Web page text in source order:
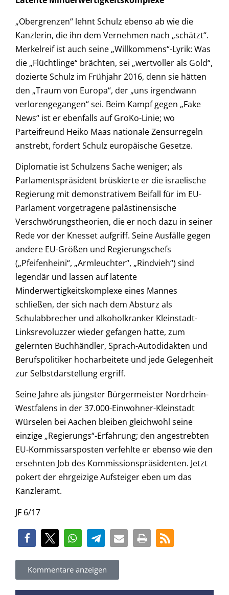
„Obergrenzen“ lehnt Schulz ebenso ab wie die
Kanzlerin, die ihn dem Vernehmen nach „schätzt“.
Merkelreif ist auch seine „Willkommens“-Lyrik: Was
die „Flüchtlinge“ brächten, sei „wertvoller als Gold“,
dozierte Schulz im Frühjahr 2016, denn sie hätten
den „Traum von Europa“, der „uns irgendwann
verlorengegangen“ sei. Beim Kampf gegen „Fake
News“ ist er ebenfalls auf GroKo-Linie; wo
Parteifreund Heiko Maas nationale Zensurregeln
anstrebt, fordert Schulz europäische Gesetze.
Diplomatie ist Schulzens Sache weniger; als
Parlamentspräsident brüskierte er die israelische
Regierung mit demonstrativem Beifall für im EU-
Parlament vorgetragene palästinensische
Verschwörungstheorien, die er noch dazu in seiner
Rede vor der Knesset aufgriff. Seine Ausfälle gegen
andere EU-Größen und Regierungschefs
(„Pfeifenheini“, „Armleuchter“, „Rindvieh“) sind
legendär und lassen auf latente
Minderwertigkeitskomplexe eines Mannes
schließen, der sich nach dem Absturz als
Schulabbrecher und alkoholkranker Kleinstadt-
Linksrevoluzzer wieder gefangen hatte, zum
gelernten Buchhändler, Sprach-Autodidakten und
Berufspolitiker hocharbeitete und jede Gelegenheit
zur Selbstdarstellung ergriff.
Seine Jahre als jüngster Bürgermeister Nordrhein-
Westfalens in der 37.000-Einwohner-Kleinstadt
Würselen bei Aachen bleiben gleichwohl seine
einzige „Regierungs“-Erfahrung; den angestrebten
EU-Kommissarsposten verfehlte er ebenso wie den
ersehnten Job des Kommissionspräsidenten. Jetzt
pokert der ehrgeizige Aufsteiger eben um das
Kanzleramt.
JF 6/17
Kommentare anzeigen